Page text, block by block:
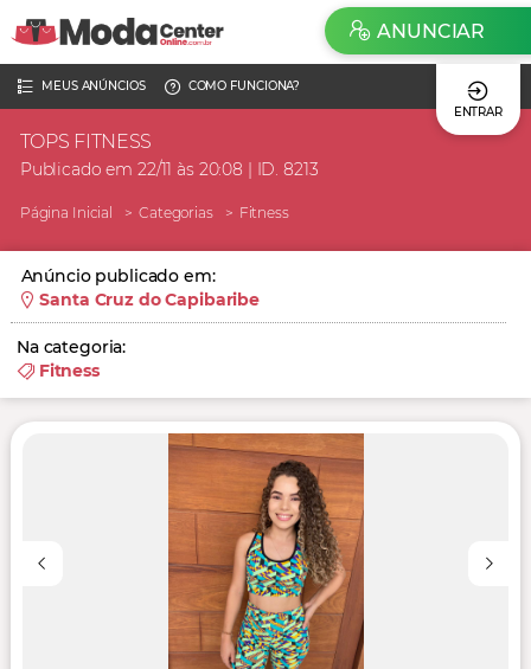
MEUS ANÚNCIOS
COMO FUNCIONA?
ENTRAR
ANUNCIAR
TOPS FITNESS
Publicado em 22/11 às 20:08 | ID. 8213
Página Inicial Categorias Fitness
Anúncio publicado em:
Santa Cruz do Capibaribe
Na categoria:
Fitness